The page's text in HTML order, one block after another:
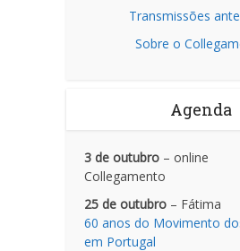
Transmissões
Sobre o
Agenda
3 de outubro – online
Collegamento
25 de outubro – Fátima
60 anos do Movimento
em Portugal